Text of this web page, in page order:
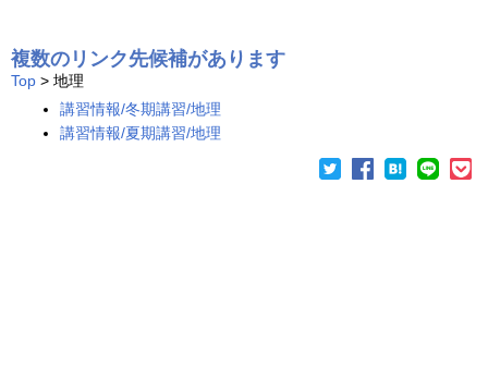
複数のリンク先候補があります
Top > 地理
講習情報/冬期講習/地理
講習情報/夏期講習/地理